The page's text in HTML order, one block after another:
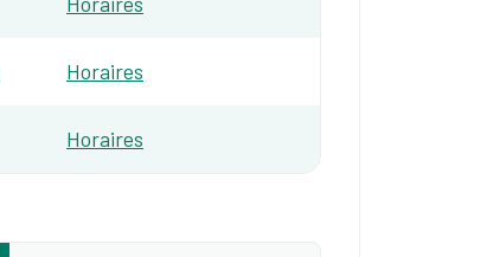
Horaires​
Horaires